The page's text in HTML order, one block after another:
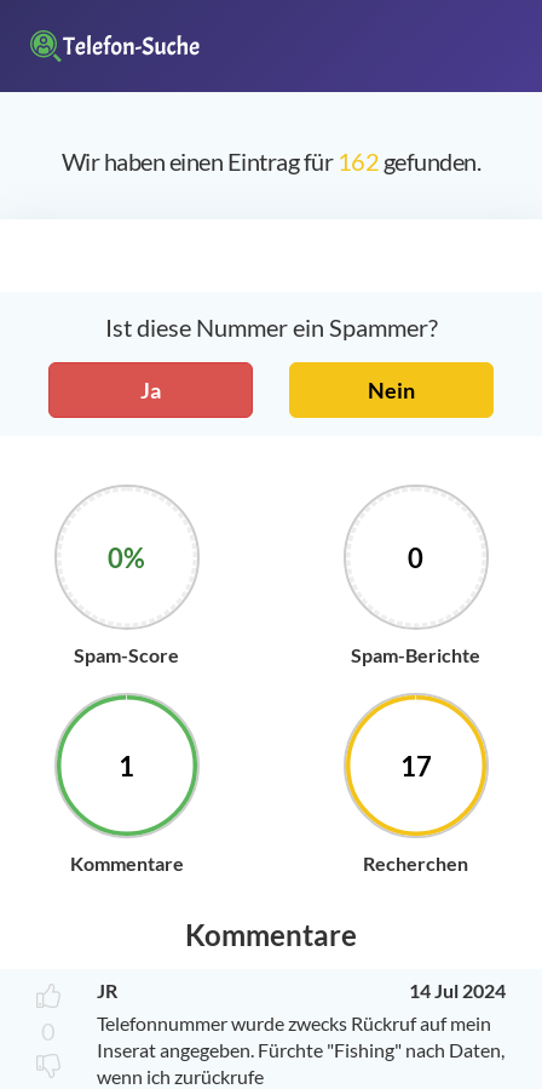
Wir haben einen Eintrag für 162 gefunden.
Ist diese Nummer ein Spammer?
Ja Nein
0%
Spam-Score
0
Spam-Berichte
1
Kommentare
17
Recherchen
Kommentare
0
JR
14 Jul 2024
Telefonnummer wurde zwecks Rückruf auf mein
Inserat angegeben. Fürchte "Fishing" nach Daten,
wenn ich zurückrufe